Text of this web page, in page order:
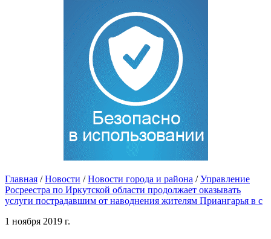
Главная / Новости / Новости города и района / Управление
Росреестра по Иркутской области продолжает оказывать
услуги пострадавшим от наводнения жителям Приангарья в с
1 ноября 2019 г.